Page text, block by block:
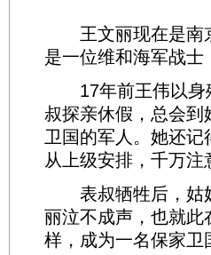
王文丽现在是南京
是一位维和海军战
17年前王伟以身
叔探亲休假，总会到
卫国的军人。她还记
从上级安排，千万注
表叔牺牲后，姑奶
丽泣不成声，也就此
样，成为一名保家卫